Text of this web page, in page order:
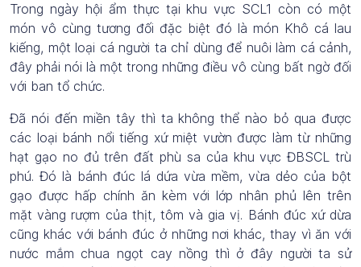
Trong ngày hội ẩm thực tại khu vực SCL1 còn có một
món vô cùng tương đối đặc biệt đó là món Khô cá lau
kiếng, một loại cá người ta chỉ dùng để nuôi làm cá cảnh,
đây phải nói là một trong những điều vô cùng bất ngờ đối
với ban tổ chức.
Đã nói đến miền tây thì ta không thể nào bỏ qua được
các loại bánh nổi tiếng xứ miệt vườn được làm từ những
hạt gạo no đủ trên đất phù sa của khu vực ĐBSCL trù
phú. Đó là bánh đúc lá dứa vừa mềm, vừa dẻo của bột
gạo được hấp chính ăn kèm với lớp nhân phủ lên trên
mặt vàng rượm của thịt, tôm và gia vị. Bánh đúc xứ dừa
cũng khác với bánh đúc ở những nơi khác, thay vì ăn với
nước mắm chua ngọt cay nồng thì ở đây người ta sử